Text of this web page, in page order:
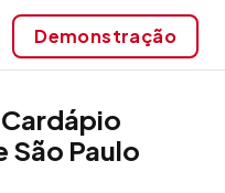
Demonstração
São Paulo